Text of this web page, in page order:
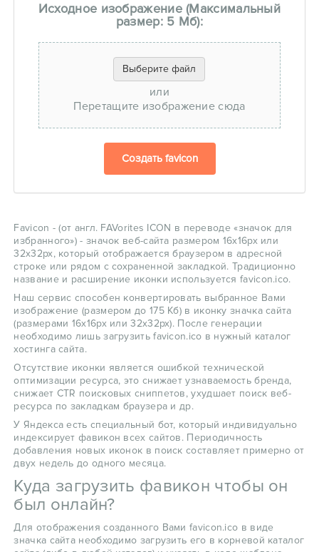
Исходное изображение (Максимальный
размер: 5 Мб):
Выберите файл
или
Перетащите изображение сюда
Создать favicon
Favicon - (от англ. FAVorites ICON в переводе «значок для
избранного») - значок веб-сайта размером 16x16px или
32x32px, который отображается браузером в адресной
строке или рядом с сохраненной закладкой. Традиционно
название и расширение иконки используется favicon.ico.
Наш сервис способен конвертировать выбранное Вами
изображение (размером до 175 Кб) в иконку значка сайта
(размерами 16x16px или 32x32px). После генерации
необходимо лишь загрузить favicon.ico в нужный каталог
хостинга сайта.
Отсутствие иконки является ошибкой технической
оптимизации ресурса, это снижает узнаваемость бренда,
снижает CTR поисковых сниппетов, ухудшает поиск веб-
ресурса по закладкам браузера и др.
У Яндекса есть специальный бот, который индивидуально
индексирует фавикон всех сайтов. Периодичность
добавления новых иконок в поиск составляет примерно от
двух недель до одного месяца.
Куда загрузить фавикон чтобы он
был онлайн?
Для отображения созданного Вами favicon.ico в виде
значка сайта необходимо загрузить его в корневой каталог